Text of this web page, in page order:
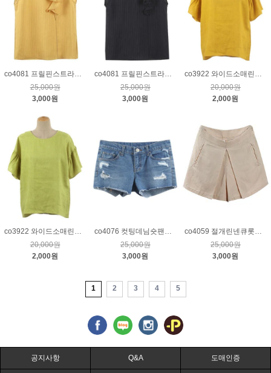
co4081 프릴핀스트라이프튜닉_옐로우
25,000원
3,000원
co4081 프릴핀스트라이프튜닉_네이비
25,000원
3,000원
co3922 와이드소매린넨튜닉_옐로우
20,000원
2,000원
co3922 와이드소매린넨튜닉_올리브
20,000원
2,000원
co4076 컷팅데님숏팬츠[412]_블루M
25,000원
3,000원
co4059 절개린넨큐롯팬츠_베이지S
25,000원
3,000원
1 2 3 4 5
공지사항 Q&A 도매인증